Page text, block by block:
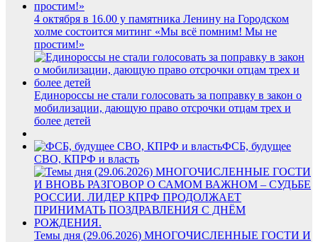
4 октября в 16.00 у памятника Ленину на Городском
холме состоится митинг «Мы всё помним! Мы не
простим!»
Единороссы не стали голосовать за поправку в закон о
мобилизации, дающую право отсрочки отцам трех и
более детей
ФСБ, будущее
СВО, КПРФ и власть
Темы дня (29.06.2026) МНОГОЧИСЛЕННЫЕ ГОСТИ И